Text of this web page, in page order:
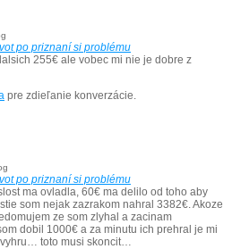
po priznaní si problému
255€ ale vobec mi nie je dobre z
pre zdieľanie konverzácie.
po priznaní si problému
ma ovladla, 60€ ma delilo od toho aby
som nejak zazrakom nahral 3382€. Akoze
ze som zlyhal a zacinam
dobil 1000€ a za minutu ich prehral je mi
toto musi skoncit…